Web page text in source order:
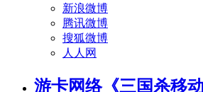
新浪微博
腾讯微博
搜狐微博
人人网
游卡网络《三国杀移